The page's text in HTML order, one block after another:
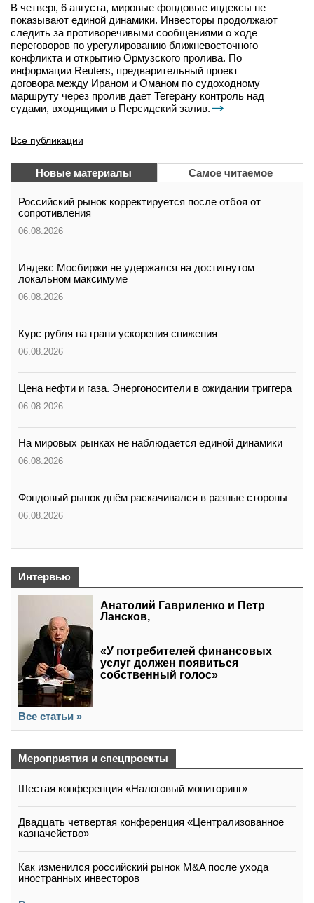
В четверг, 6 августа, мировые фондовые индексы не
показывают единой динамики. Инвесторы продолжают
следить за противоречивыми сообщениями о ходе
переговоров по урегулированию ближневосточного
конфликта и открытию Ормузского пролива. По
информации Reuters, предварительный проект
договора между Ираном и Оманом по судоходному
маршруту через пролив дает Тегерану контроль над
судами, входящими в Персидский залив.
Все публикации
Новые материалы Самое читаемое
Российский рынок корректируется после отбоя от
сопротивления
06.08.2026
Индекс Мосбиржи не удержался на достигнутом
локальном максимуме
06.08.2026
Курс рубля на грани ускорения снижения
06.08.2026
Цена нефти и газа. Энергоносители в ожидании триггера
06.08.2026
На мировых рынках не наблюдается единой динамики
06.08.2026
Фондовый рынок днём раскачивался в разные стороны
06.08.2026
Интервью
Анатолий Гавриленко и Петр
Лансков,
«У потребителей финансовых
услуг должен появиться
собственный голос»
Все статьи »
Мероприятия и спецпроекты
Шестая конференция «Налоговый мониторинг»
Двадцать четвертая конференция «Централизованное
казначейство»
Как изменился российский рынок M&A после ухода
иностранных инвесторов